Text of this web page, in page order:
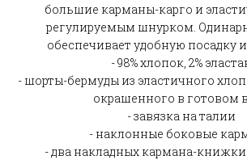
большие карманы-карго и
регулируемым шнурком.
обеспечивает удобную посадку
- 98% хлопок, 2%
- шорты-бермуды из эластичного
окрашенного в готовом
- завязка на талии
- наклонные боковые
- два накладных кармана-